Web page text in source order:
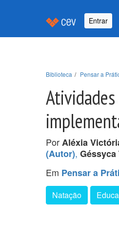
Entrar
Biblioteca Pensar a
PorAléxia
(Autor),
Em Pensar a
Natação